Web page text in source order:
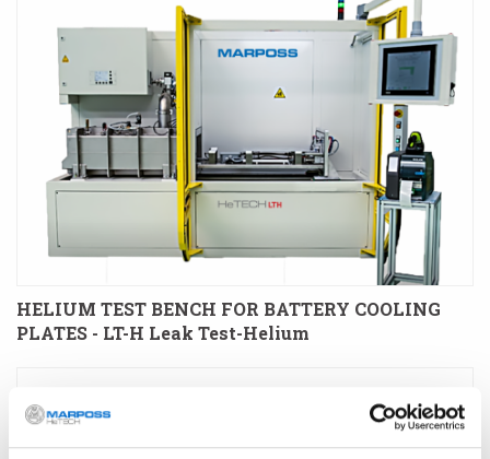
HELIUM TEST BENCH FOR BATTERY COOLING
PLATES - LT-H Leak Test-Helium